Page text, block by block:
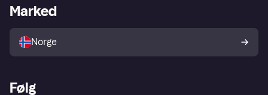
Utforsk butikker
Merchant portal
Marked
Norge
Følg